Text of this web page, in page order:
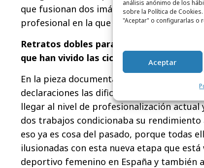
análisis anónimo de los
sobre la Política de
"Aceptar" o configurarlas o
Aceptar
que fusionan dos imágenes en una para
profesional en la que han tenido que vivir
Retratos dobles para representar la
que han vivido las ciclistas hasta hoy
En la pieza documental de 5’ las ciclistas
declaraciones las dificultades que han
llegar al nivel de profesionalización actual
dos trabajos condicionaba su
eso ya es cosa del pasado, porque todas
ilusionadas con esta nueva etapa que
deportivo femenino en España y también